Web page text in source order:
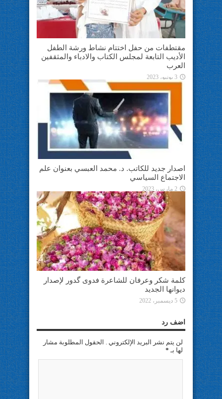
مقتطفات من حفل اختتام نشاط ورشة الطفل
الأديب التابعة لمجلس الكتاب والادباء والمثقفين
العرب
3 يونيو، 2023
اصدار جديد للكاتب. د. محمد العبسي بعنوان علم
الاجتماع السياسي
2 مارس، 2023
كلمة شكر وعرفان للشاعرة فدوى گدور لإصدار
ديوانها الجديد
5 ديسمبر، 2022
اضف رد
لن يتم نشر البريد الإلكتروني . الحقول المطلوبة مشار
لها بـ *